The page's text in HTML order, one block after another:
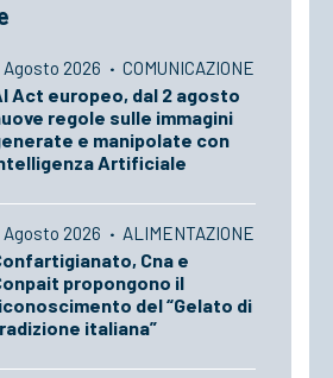
Agosto 2026 · COMUNICAZIONE
Act europeo, dal 2 agosto
regole sulle immagini
e manipolate con
Artificiale
Agosto 2026 · ALIMENTAZIONE
Cna e
propongono il
del “Gelato di
italiana”